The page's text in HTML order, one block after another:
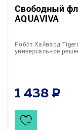
Свободный
AQUAVIVA
Робот Хайвард
универсальное
1 438